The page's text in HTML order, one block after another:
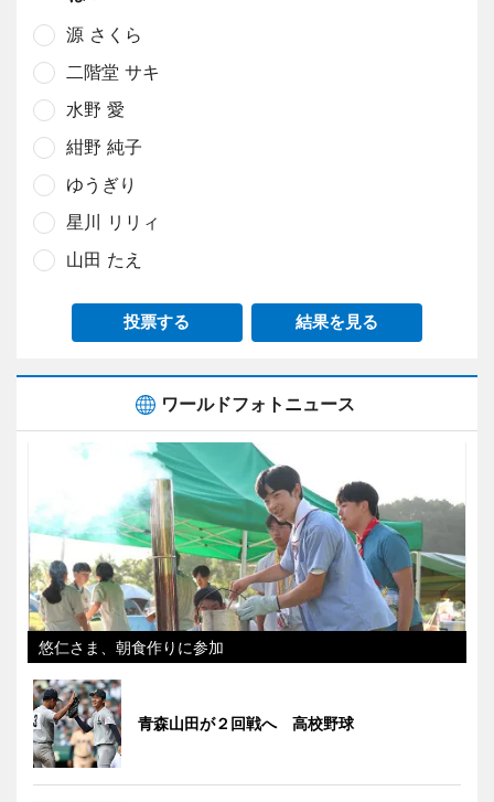
源 さくら
二階堂 サキ
水野 愛
紺野 純子
ゆうぎり
星川 リリィ
山田 たえ
投票する 結果を見る
ワールドフォトニュース
悠仁さま、朝食作りに参加
青森山田が２回戦へ 高校野球